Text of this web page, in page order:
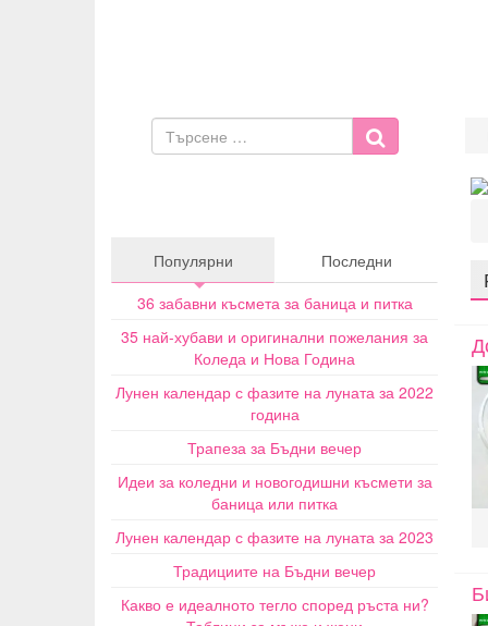
Популярни
Последни
36 забавни късмета за баница и питка
35 най-хубави и оригинални пожелания за
Коледа и Нова Година
Лунен календар с фазите на луната за 2022
година
Трапеза за Бъдни вечер
Идеи за коледни и новогодишни късмети за
баница или питка
Лунен календар с фазите на луната за 2023
Традициите на Бъдни вечер
Какво е идеалното тегло според ръста ни?